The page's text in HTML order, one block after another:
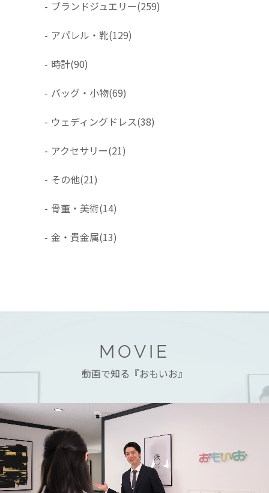
- ブランドジュエリー(259)
- アパレル・靴(129)
- 時計(90)
- バッグ・小物(69)
- ウェディングドレス(38)
- アクセサリー(21)
- その他(21)
- 骨董・美術(14)
- 金・貴金属(13)
MOVIE
動画で知る『おもいお』